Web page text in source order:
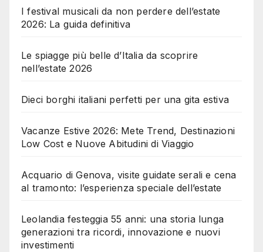
I festival musicali da non perdere dell’estate
2026: La guida definitiva
Le spiagge più belle d’Italia da scoprire
nell’estate 2026
Dieci borghi italiani perfetti per una gita estiva
Vacanze Estive 2026: Mete Trend, Destinazioni
Low Cost e Nuove Abitudini di Viaggio
Acquario di Genova, visite guidate serali e cena
al tramonto: l’esperienza speciale dell’estate
Leolandia festeggia 55 anni: una storia lunga
generazioni tra ricordi, innovazione e nuovi
investimenti